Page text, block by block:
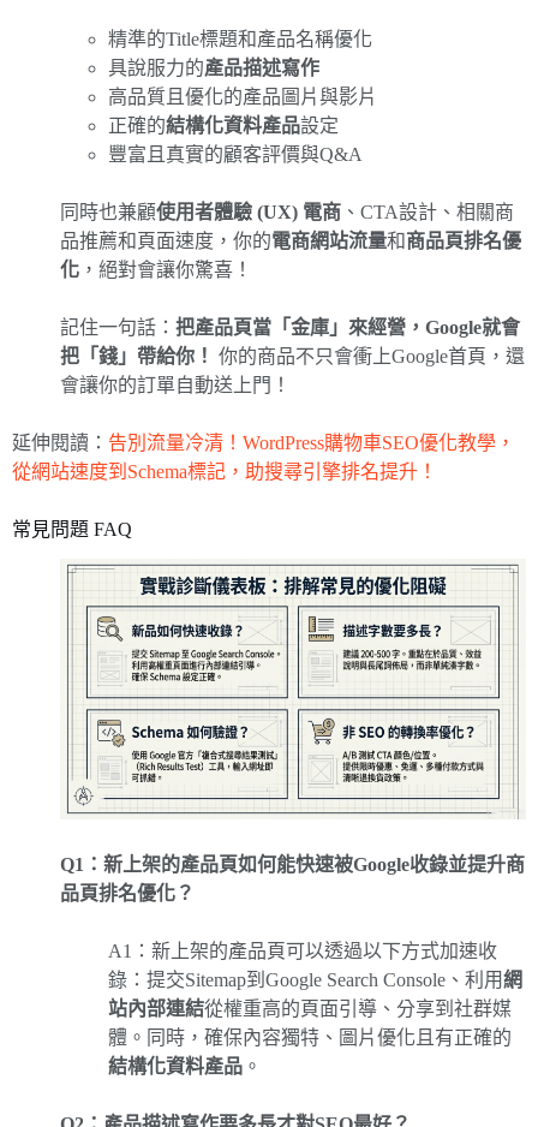
精準的Title標題和產品名稱優化
具說服力的產品描述寫作
高品質且優化的產品圖片與影片
正確的結構化資料產品設定
豐富且真實的顧客評價與Q&A
同時也兼顧使用者體驗 (UX) 電商 、CTA設計、相關商
品推薦和頁面速度，你的電商網站流量和商品頁排名優
化 ，絕對會讓你驚喜！
記住一句話： 把產品頁當「金庫」來經營，Google就會
把「錢」帶給你！ 你的商品不只會衝上Google首頁，還
會讓你的訂單自動送上門！
延伸閱讀： 告別流量冷清！WordPress購物車SEO優化教學，
從網站速度到Schema標記，助搜尋引擎排名提升！
常見問題 FAQ
Q1：新上架的產品頁如何能快速被Google收錄並提升商
品頁排名優化？
A1：新上架的產品頁可以透過以下方式加速收
錄：提交Sitemap到Google Search Console、利用網
站內部連結從權重高的頁面引導、分享到社群媒
體。同時，確保內容獨特、圖片優化且有正確的
結構化資料產品 。